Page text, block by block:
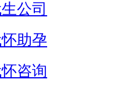
公司
助孕
咨询